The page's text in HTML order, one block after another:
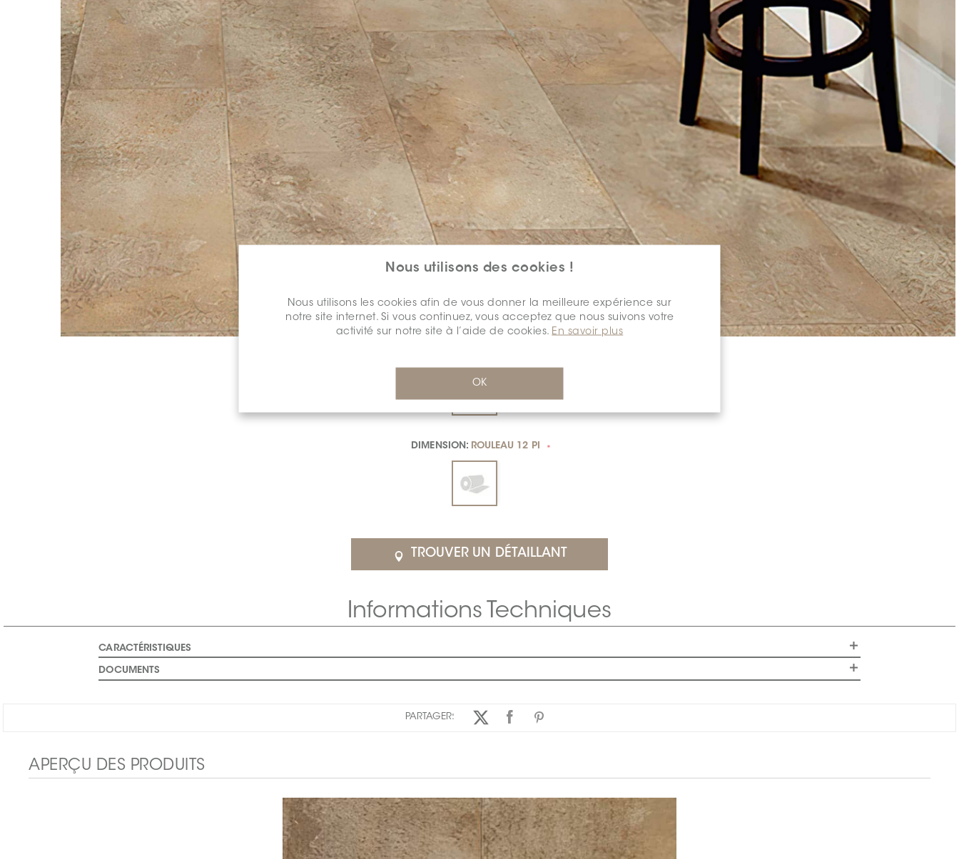
Nous utilisons des cookies !
Nous utilisons les cookies afin de vous donner la meilleure expérience sur
notre site internet. Si vous continuez, vous acceptez que nous suivons votre
activité sur notre site à l’aide de cookies. En savoir plus
OK
DIMENSION: ROULEAU 12 PI *
TROUVER UN DÉTAILLANT
Informations Techniques
CARACTÉRISTIQUES
DOCUMENTS
PARTAGER:
APERÇU DES PRODUITS